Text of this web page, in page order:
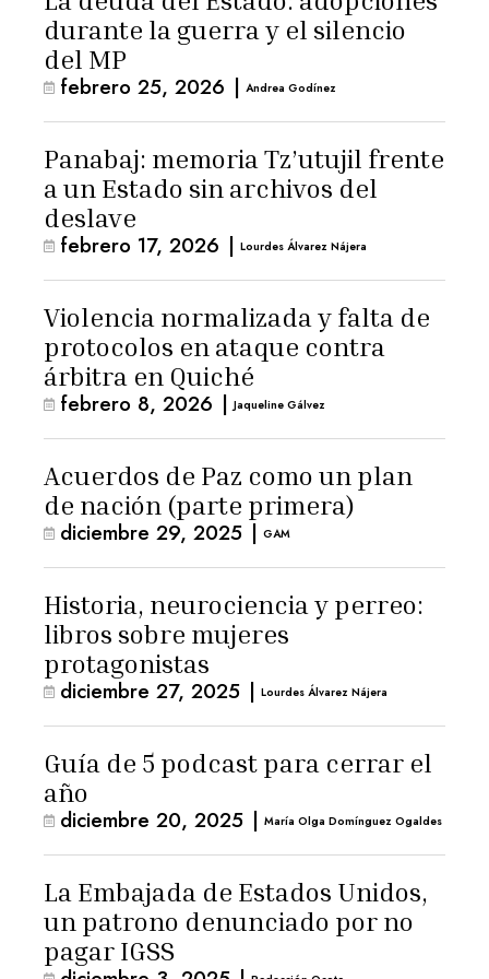
durante la guerra y el silencio
del MP
febrero 25, 2026 | Andrea Godínez
Panabaj: memoria Tz’utujil frente
a un Estado sin archivos del
deslave
febrero 17, 2026 | Lourdes Álvarez Nájera
Violencia normalizada y falta de
protocolos en ataque contra
árbitra en Quiché
febrero 8, 2026 | Jaqueline Gálvez
Acuerdos de Paz como un plan
de nación (parte primera)
diciembre 29, 2025 | GAM
Historia, neurociencia y perreo:
libros sobre mujeres
protagonistas
diciembre 27, 2025 | Lourdes Álvarez Nájera
Guía de 5 podcast para cerrar el
año
diciembre 20, 2025 | María Olga Domínguez Ogaldes
La Embajada de Estados Unidos,
un patrono denunciado por no
pagar IGSS